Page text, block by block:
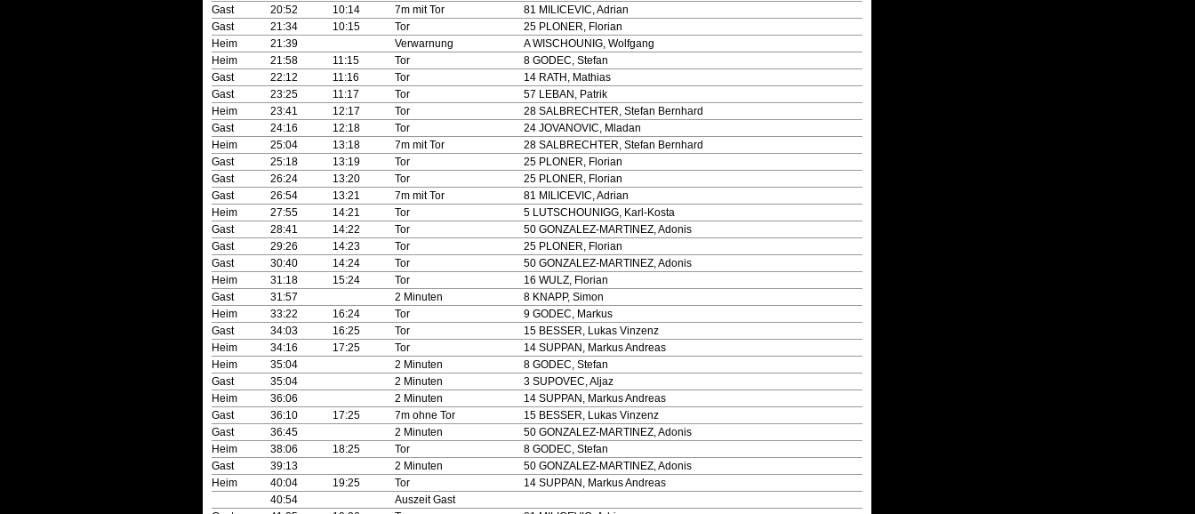
Gast
20:52 10:14 7m mit Tor
81 MILICEVIC, Adrian
Gast
21:34 10:15 Tor
25 PLONER, Florian
Heim
21:39 Verwarnung
A WISCHOUNIG, Wolfgang
Heim
21:58 11:15 Tor
8 GODEC, Stefan
Gast
22:12 11:16 Tor
14 RATH, Mathias
Gast
23:25 11:17 Tor
57 LEBAN, Patrik
Heim
23:41 12:17 Tor
28 SALBRECHTER, Stefan Bernhard
Gast
24:16 12:18 Tor
24 JOVANOVIC, Mladan
Heim
25:04 13:18 7m mit Tor
28 SALBRECHTER, Stefan Bernhard
Gast
25:18 13:19 Tor
25 PLONER, Florian
Gast
26:24 13:20 Tor
25 PLONER, Florian
Gast
26:54 13:21 7m mit Tor
81 MILICEVIC, Adrian
Heim
27:55 14:21 Tor
5 LUTSCHOUNIGG, Karl-Kosta
Gast
28:41 14:22 Tor
50 GONZALEZ-MARTINEZ, Adonis
Gast
29:26 14:23 Tor
25 PLONER, Florian
Gast
30:40 14:24 Tor
50 GONZALEZ-MARTINEZ, Adonis
Heim
31:18 15:24 Tor
16 WULZ, Florian
Gast
31:57 2 Minuten
8 KNAPP, Simon
Heim
33:22 16:24 Tor
9 GODEC, Markus
Gast
34:03 16:25 Tor
15 BESSER, Lukas Vinzenz
Heim
34:16 17:25 Tor
14 SUPPAN, Markus Andreas
Heim
35:04 2 Minuten
8 GODEC, Stefan
Gast
35:04 2 Minuten
3 SUPOVEC, Aljaz
Heim
36:06 2 Minuten
14 SUPPAN, Markus Andreas
Gast
36:10 17:25 7m ohne Tor
15 BESSER, Lukas Vinzenz
Gast
36:45 2 Minuten
50 GONZALEZ-MARTINEZ, Adonis
Heim
38:06 18:25 Tor
8 GODEC, Stefan
Gast
39:13 2 Minuten
50 GONZALEZ-MARTINEZ, Adonis
Heim
40:04 19:25 Tor
14 SUPPAN, Markus Andreas
40:54
Auszeit Gast